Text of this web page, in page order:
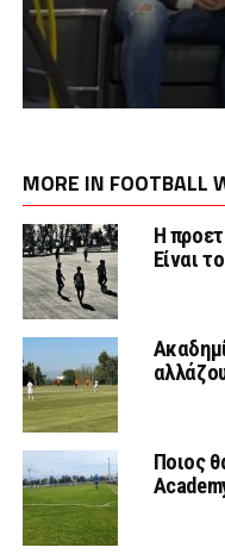
MORE IN FOOTBALL
Η
Είναι
Ποιος